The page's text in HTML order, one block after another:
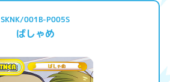
SKNK/001B-P005S
ばしゃめ